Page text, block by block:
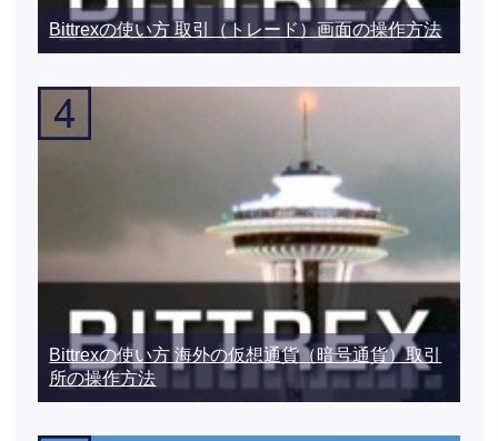
Bittrexの使い方 取引（トレード）画面の操作方法
Bittrexの使い方 海外の仮想通貨（暗号通貨）取引
所の操作方法